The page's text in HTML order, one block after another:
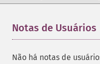
Notas de Usuários
Não há notas de